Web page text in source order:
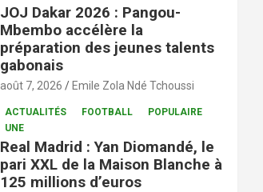
JOJ Dakar 2026 : Pangou-
Mbembo accélère la
préparation des jeunes talents
gabonais
août 7, 2026 Emile Zola Ndé Tchoussi
ACTUALITÉS FOOTBALL
POPULAIRE
UNE
Real Madrid : Yan Diomandé, le
pari XXL de la Maison Blanche à
125 millions d’euros